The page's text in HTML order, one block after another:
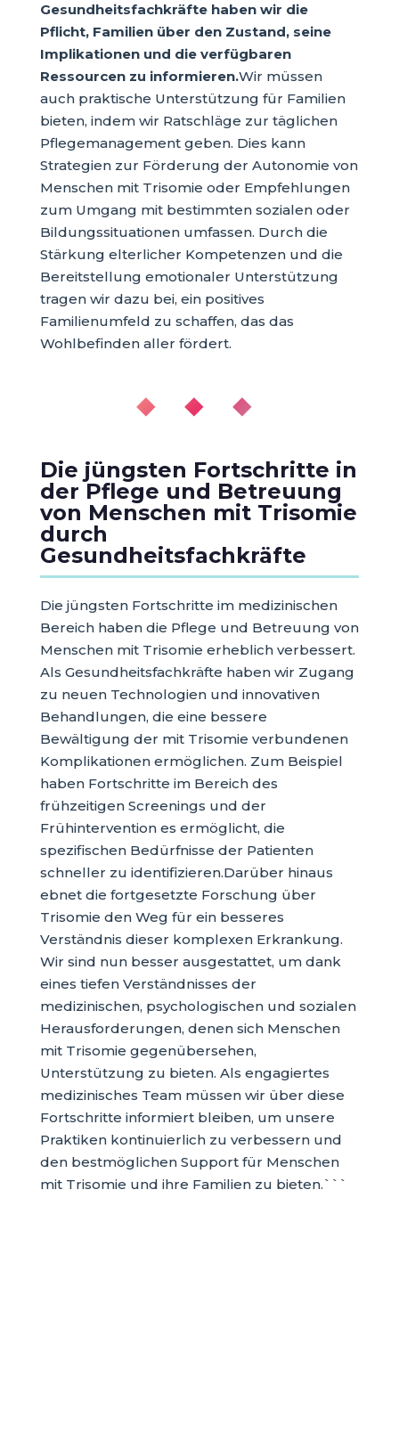
Gesundheitsfachkräfte haben wir die
Pflicht, Familien über den Zustand, seine
Implikationen und die verfügbaren
Ressourcen zu informieren.Wir müssen
auch praktische Unterstützung für Familien
bieten, indem wir Ratschläge zur täglichen
Pflegemanagement geben. Dies kann
Strategien zur Förderung der Autonomie von
Menschen mit Trisomie oder Empfehlungen
zum Umgang mit bestimmten sozialen oder
Bildungssituationen umfassen. Durch die
Stärkung elterlicher Kompetenzen und die
Bereitstellung emotionaler Unterstützung
tragen wir dazu bei, ein positives
Familienumfeld zu schaffen, das das
Wohlbefinden aller fördert.
◆ ◆ ◆
Die jüngsten Fortschritte in
der Pflege und Betreuung
von Menschen mit Trisomie
durch
Gesundheitsfachkräfte
Die jüngsten Fortschritte im medizinischen
Bereich haben die Pflege und Betreuung von
Menschen mit Trisomie erheblich verbessert.
Als Gesundheitsfachkräfte haben wir Zugang
zu neuen Technologien und innovativen
Behandlungen, die eine bessere
Bewältigung der mit Trisomie verbundenen
Komplikationen ermöglichen. Zum Beispiel
haben Fortschritte im Bereich des
frühzeitigen Screenings und der
Frühintervention es ermöglicht, die
spezifischen Bedürfnisse der Patienten
schneller zu identifizieren.Darüber hinaus
ebnet die fortgesetzte Forschung über
Trisomie den Weg für ein besseres
Verständnis dieser komplexen Erkrankung.
Wir sind nun besser ausgestattet, um dank
eines tiefen Verständnisses der
medizinischen, psychologischen und sozialen
Herausforderungen, denen sich Menschen
mit Trisomie gegenübersehen,
Unterstützung zu bieten. Als engagiertes
medizinisches Team müssen wir über diese
Fortschritte informiert bleiben, um unsere
Praktiken kontinuierlich zu verbessern und
den bestmöglichen Support für Menschen
mit Trisomie und ihre Familien zu bieten.```